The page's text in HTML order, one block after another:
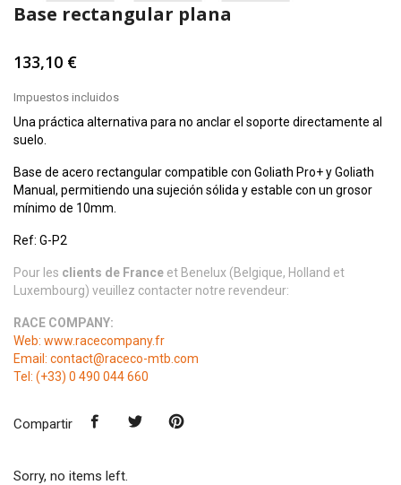
Base rectangular plana
133,10 €
Impuestos incluidos
Una práctica alternativa para no anclar el soporte directamente al
suelo.
Base de acero rectangular compatible con Goliath Pro+ y Goliath
Manual, permitiendo una sujeción sólida y estable con un grosor
mínimo de 10mm.
Ref: G-P2
Pour les clients de France et Benelux (Belgique, Holland et
Luxembourg) veuillez contacter notre revendeur:
RACE COMPANY:
Web: www.racecompany.fr
Email: contact@raceco-mtb.com
Tel: (+33) 0 490 044 660
Compartir
Sorry, no items left.